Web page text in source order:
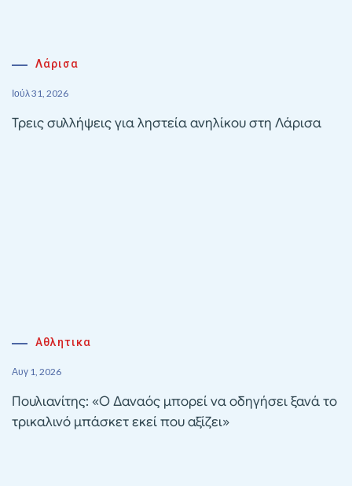
Λάρισα
Ιούλ 31, 2026
Τρεις συλλήψεις για ληστεία ανηλίκου στη Λάρισα
Αθλητικα
Αυγ 1, 2026
Πουλιανίτης: «Ο Δαναός μπορεί να οδηγήσει ξανά το
τρικαλινό μπάσκετ εκεί που αξίζει»